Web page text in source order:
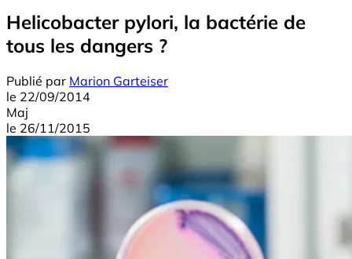
Helicobacter pylori, la bactérie de
tous les dangers ?
Publié par Marion Garteiser
le 22/09/2014
Maj
le 26/11/2015